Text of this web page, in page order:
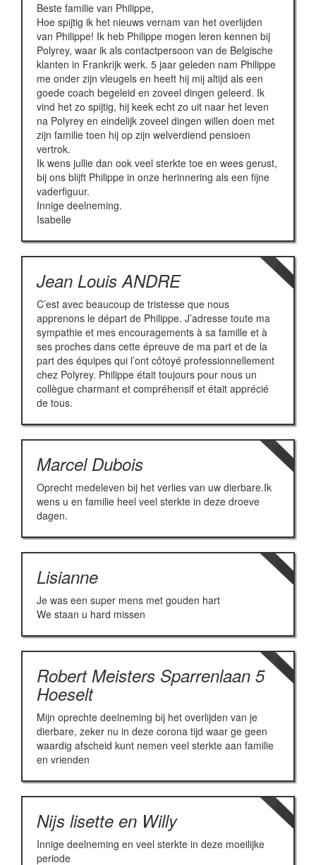
Beste familie van Philippe,
Hoe spijtig ik het nieuws vernam van het overlijden
van Philippe! Ik heb Philippe mogen leren kennen bij
Polyrey, waar ik als contactpersoon van de Belgische
klanten in Frankrijk werk. 5 jaar geleden nam Philippe
me onder zijn vleugels en heeft hij mij altijd als een
goede coach begeleid en zoveel dingen geleerd. Ik
vind het zo spijtig, hij keek echt zo uit naar het leven
na Polyrey en eindelijk zoveel dingen willen doen met
zijn familie toen hij op zijn welverdiend pensioen
vertrok.
Ik wens jullie dan ook veel sterkte toe en wees gerust,
bij ons blijft Philippe in onze herinnering als een fijne
vaderfiguur.
Innige deelneming.
Isabelle
Jean Louis ANDRE
C’est avec beaucoup de tristesse que nous
apprenons le départ de Philippe. J’adresse toute ma
sympathie et mes encouragements à sa famille et à
ses proches dans cette épreuve de ma part et de la
part des équipes qui l’ont côtoyé professionnellement
chez Polyrey. Philippe était toujours pour nous un
collègue charmant et compréhensif et était apprécié
de tous.
Marcel Dubois
Oprecht medeleven bij het verlies van uw dierbare.Ik
wens u en familie heel veel sterkte in deze droeve
dagen.
Lisianne
Je was een super mens met gouden hart
We staan u hard missen
Robert Meisters Sparrenlaan 5
Hoeselt
Mijn oprechte deelneming bij het overlijden van je
dierbare, zeker nu in deze corona tijd waar ge geen
waardig afscheid kunt nemen veel sterkte aan familie
en vrienden
Nijs lisette en Willy
Innige deelneming en veel sterkte in deze moeilijke
periode